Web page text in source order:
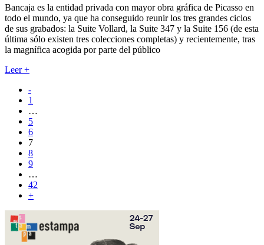
Bancaja es la entidad privada con mayor obra gráfica de Picasso en
todo el mundo, ya que ha conseguido reunir los tres grandes ciclos
de sus grabados: la Suite Vollard, la Suite 347 y la Suite 156 (de esta
última sólo existen tres colecciones completas) y recientemente, tras
la magnífica acogida por parte del público
Leer +
-
1
…
5
6
7
8
9
…
42
+